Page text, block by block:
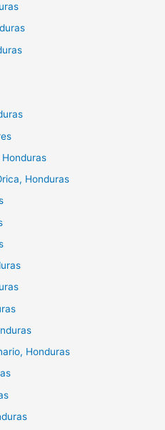
Honduras
Honduras